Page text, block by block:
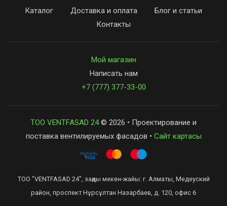
Каталог Доставка и оплата
Блог и статьи
Контакты
Мой магазин
Написать нам
+7 (777) 377-33-00
ТОО VENTFASAD 24© 2026 • Проектирование и
поставка вентилируемых фасадов • Сайт картасы
ТОО "VENTFASAD 24", заңды мекен-жайы: г. Алматы, Медеуский
район, проспект Нұрсұлтан Назарбаев, д. 120, офис 6